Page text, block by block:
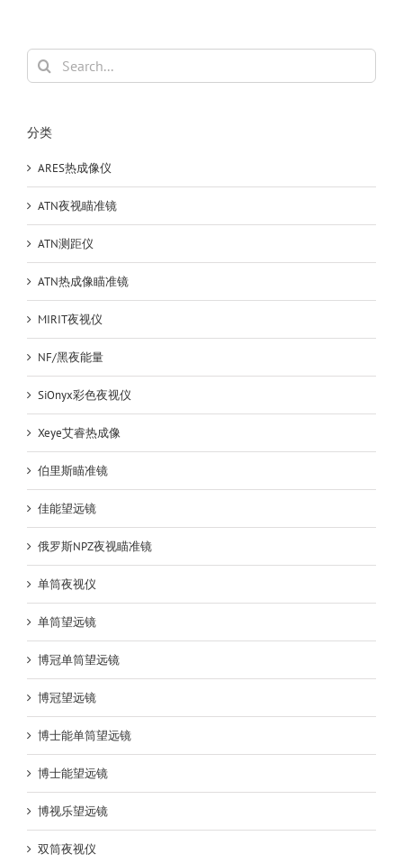
Search
for:
分类
ARES热成像仪
ATN夜视瞄准镜
ATN测距仪
ATN热成像瞄准镜
MIRIT夜视仪
NF/黑夜能量
SiOnyx彩色夜视仪
Xeye艾睿热成像
伯里斯瞄准镜
佳能望远镜
俄罗斯NPZ夜视瞄准镜
单筒夜视仪
单筒望远镜
博冠单筒望远镜
博冠望远镜
博士能单筒望远镜
博士能望远镜
博视乐望远镜
双筒夜视仪